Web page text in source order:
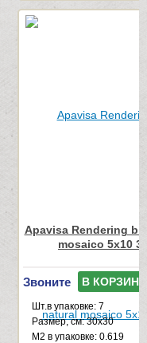
Apavisa Rendering
mosaico 5x10
Звоните В КОРЗИНУ
Шт.в упаковке: 7
Размер, см: 30x30
М2 в упаковке: 0.619